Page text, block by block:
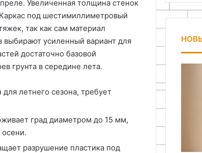
Увеличенная толщина стенок
под шестимиллиметровый
так как сам материал
усиленный вариант для
достаточно базовой
грунта в середине лета.
летнего сезона, требует
град диаметром до 15 мм,
разрушение пластика под